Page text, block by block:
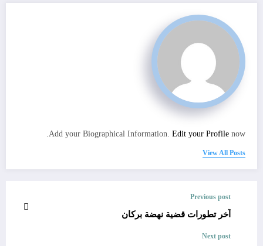
Add your Biographical Information. Edit your Profile now.
View All Posts
Previous post
آخر تطورات قضية نهضة بركان
Next post